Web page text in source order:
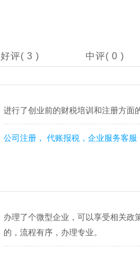
好评( 3 ) 中评( 0 )
进行了创业前的财税培训和注册方面
公司注册， 代账报税，企业服务客服
办理了个微型企业，可以享受相关政
的，流程有序，办理专业。